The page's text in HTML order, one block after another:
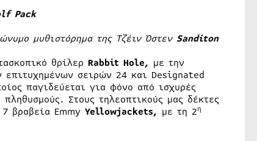
Pack
μυθιστόρημα της Τζέιν Όστεν Sanditon
θρίλερ Rabbit Hole, με την
σειρών 24 και Designated
παγιδεύεται για φόνο από ισχυρές
Στους τηλεοπτικούς μας δέκτες
βραβεία Emmy Yellowjackets, με τη 2η